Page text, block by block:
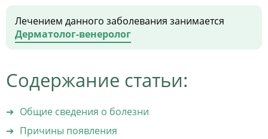
Лечением данного заболевания занимается
Дерматолог-венеролог
Содержание статьи:
Общие сведения о болезни
Причины появления